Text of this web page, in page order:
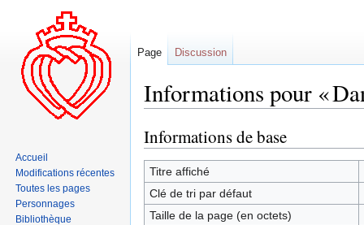
Informations pour «
Aller
à
la
navigation
Aller
à
la
recherche
Informations de base
Titre affiché
Clé de tri par défaut
Taille de la page (en octets)
Page Discussion
Accueil
Modifications récentes
Toutes les pages
Personnages
Bibliothèque